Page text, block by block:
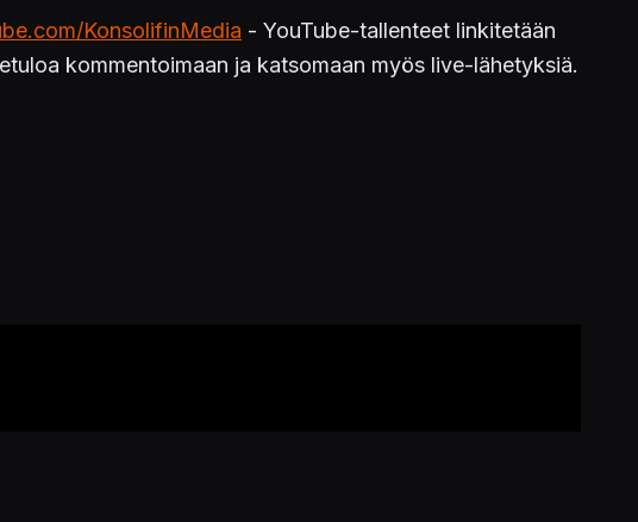
KonsolifinMedia - YouTube-tallenteet linkitetään
kommentoimaan ja katsomaan myös live-lähetyksiä.